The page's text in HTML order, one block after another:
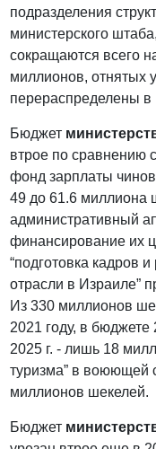
подразделения
министерского
сокращаются всего
миллионов, отнятых
перераспределены в
Бюджет
втрое по сравнению
фонд зарплаты
49 до 61.6 миллиона
административный
финансирование их
“подготовка кадров и
отрасли в Израиле”
Из 330 миллионов
2021 году, в бюджете
2025 г. - лишь 18
туризма” в воюющей
миллионов шекелей.
Бюджет